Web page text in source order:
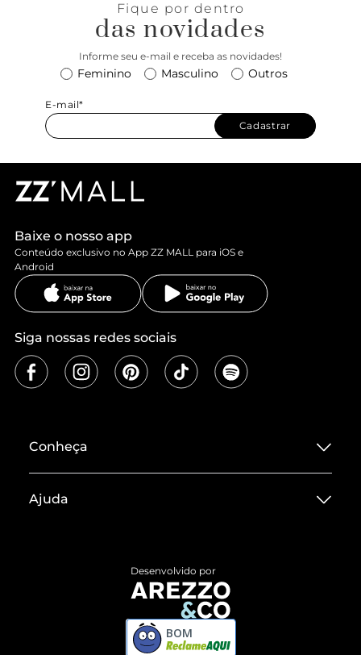
Fique por dentro
das novidades
Informe seu e-mail e receba as novidades!
Feminino Masculino Outros
E-mail*
Cadastrar
Baixe o nosso app
Conteúdo exclusivo no App ZZ MALL para iOS e
Android
Siga nossas redes sociais
Conheça
Termos de Uso
ZZ MALL é confiável
Ajuda
Devolução do Produto
Compre pelo WhatsApp
Desenvolvido por
BOM